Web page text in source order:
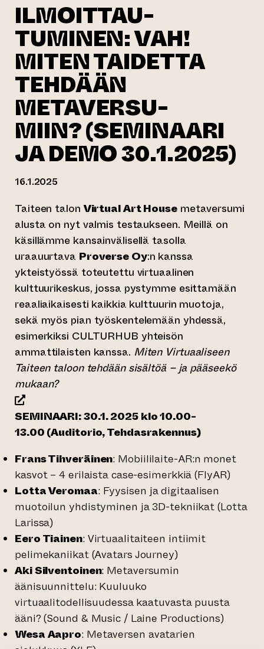
ILMOITTAU­
TUMINEN: VAH!
MITEN TAIDETTA
TEHDÄÄN
METAVERSU­
MIIN? (SEMINAARI
JA DEMO 30.1.2025)
16.1.2025
Taiteen talonVirtual Art Housemetaversumi
alusta on nyt valmis testaukseen. Meillä on
käsillämme kansainvälisellä tasolla
uraauurtava Proverse Oy:n kanssa
ykteistyössä toteutettu virtuaalinen
kulttuurikeskus, jossa pystymme esittamään
reaaliaikaisesti kaikkia kulttuurin muotoja,
sekä myös pian työskentelemään yhdessä,
esimerkiksi CULTURHUB yhteisön
ammattilaisten kanssa. Miten Virtuaaliseen
Taiteen taloon tehdään sisältöä – ja pääseekö
mukaan?
(siirtyy toiseen verkkopalveluun)
SEMINAARI: 30.1. 2025 klo 10.00-
13.00 (Auditorio, Tehdasrakennus)
Frans Tihveräinen: Mobiililaite-AR:n monet
kasvot – 4 erilaista case-esimerkkiä(FlyAR)
Lotta Veromaa: Fyysisen ja digitaalisen
muotoilun yhdistyminen ja 3D-tekniikat(Lotta
Larissa)
Eero Tiainen: Virtuaalitaiteen intiimit
pelimekaniikat(Avatars Journey)
Aki Silventoinen: Metaversumin
äänisuunnittelu: Kuuluuko
virtuaalitodellisuudessa kaatuvasta puusta
ääni?(Sound & Music / Laine Productions)
Wesa Aapro: Metaversen avatarien